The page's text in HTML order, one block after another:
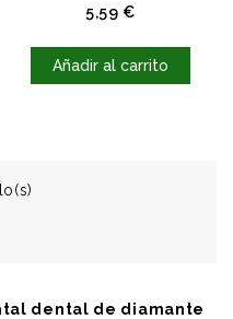
5,59 €Precio
Añadir al carrito
dental de diamante